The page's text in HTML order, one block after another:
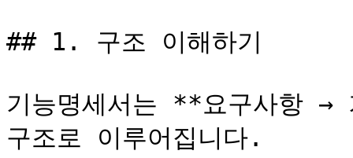
## 1. 구조 이해하기
기능명세서는 **요구사항
구조로 이루어집니다.